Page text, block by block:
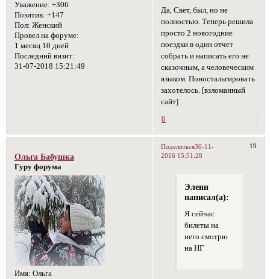
Уважение: +306
Позитив: +147
Пол: Женский
Провел на форуме:
1 месяц 10 дней
Последний визит:
31-07-2018 15:21:49
Да, Свет, был, но не
полностью. Теперь решила
просто 2 новогодние
поездки в один отчет
собрать и написать его не
сказочным, а человеческим
языком. Поностальгировать
захотелось. [взломанный
сайт]
0
Поделиться 19
30-11-
2016 15:51:28
Ольга Бабушка
Гуру форума
Имя: Ольга
Эленн
написал(а):
Я сейчас
билеты на
него смотрю
на НГ